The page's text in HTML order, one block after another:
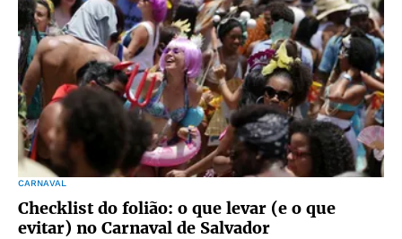
CARNAVAL
Checklist do folião: o que levar (e o que
evitar) no Carnaval de Salvador